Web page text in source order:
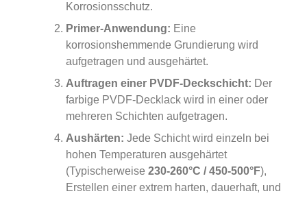
Korrosionsschutz.
Primer-Anwendung: Eine
korrosionshemmende Grundierung wird
aufgetragen und ausgehärtet.
Auftragen einer PVDF-Deckschicht: Der
farbige PVDF-Decklack wird in einer oder
mehreren Schichten aufgetragen.
Aushärten: Jede Schicht wird einzeln bei
hohen Temperaturen ausgehärtet
(Typischerweise 230-260°C / 450-500°F),
Erstellen einer extrem harten, dauerhaft, und